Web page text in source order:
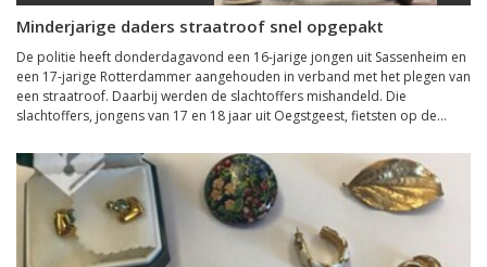
Minderjarige daders straatroof snel opgepakt
De politie heeft donderdagavond een 16-jarige jongen uit Sassenheim en
een 17-jarige Rotterdammer aangehouden in verband met het plegen van
een straatroof. Daarbij werden de slachtoffers mishandeld. Die
slachtoffers, jongens van 17 en 18 jaar uit Oegstgeest, fietsten op de...